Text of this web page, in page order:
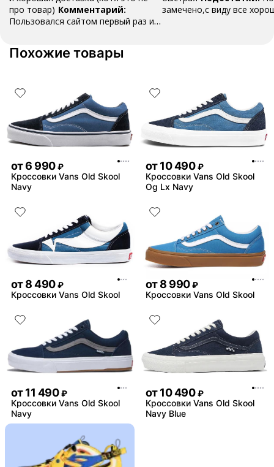
про товар) Комментарий:
Пользовался сайтом первый раз и
понадобится, посоветую!
замечено,с виду все
Похожие товары
от6 990 ₽
Кроссовки Vans Old Skool
Navy
от10 490 ₽
Кроссовки Vans Old Skool
Og Lx Navy
от8 490 ₽
Кроссовки Vans Old Skool
от8 990 ₽
Кроссовки Vans Old Skool
от11 490 ₽
Кроссовки Vans Old Skool
Navy
от10 490 ₽
Кроссовки Vans Old Skool
Navy Blue